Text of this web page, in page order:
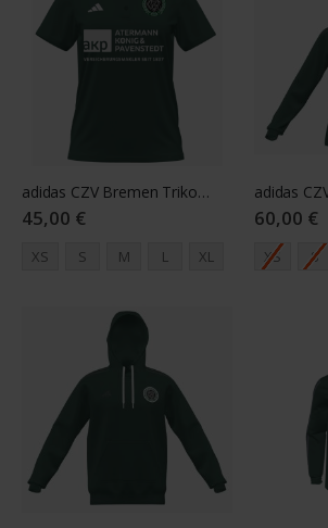
adidas CZV Bremen Trikot Damen grün
45,00 €
XS S M L XL
60,00 €
XS S